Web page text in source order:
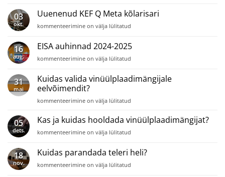
ja
X9
auhinnatud
audio-
tooted
2026
03
okt.
Uuenenud KEF Q Meta kõlarisari
Uuenenud
Q
Meta
kõlarisari
kommenteerimine on välja lülitatud
16
aug.
EISA auhinnad 2024-2025
EISA
2024-
2025
kommenteerimine on välja lülitatud
31
mai
Kuidas valida vinüülplaadimängijale
eelvõimendit?
Kuidas
vinüülplaadimängijale
eelvõimendit?
kommenteerimine on välja lülitatud
05
dets.
Kas ja kuidas hooldada vinüülplaadimängijat?
Kas
kuidas
hooldada
vinüülplaadimängijat?
kommenteerimine on välja lülitatud
18
nov.
Kuidas parandada teleri heli?
Kuidas
kommenteerimine on välja lülitatud